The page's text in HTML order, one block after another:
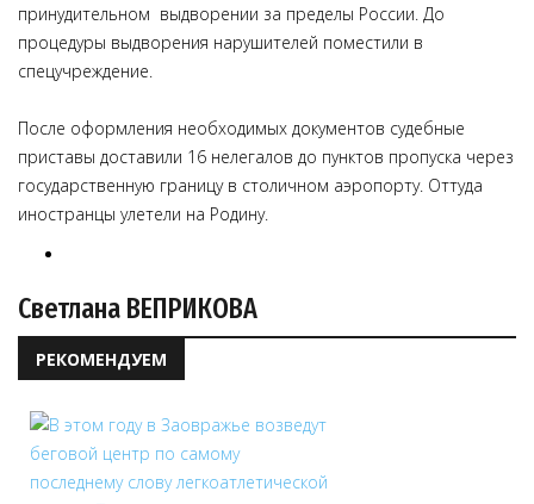
принудительном выдворении за пределы России. До
процедуры выдворения нарушителей поместили в
спецучреждение.
После оформления необходимых документов судебные
приставы доставили 16 нелегалов до пунктов пропуска через
государственную границу в столичном аэропорту. Оттуда
иностранцы улетели на Родину.
Светлана ВЕПРИКОВА
РЕКОМЕНДУЕМ